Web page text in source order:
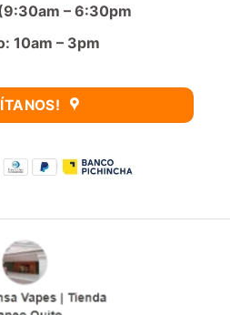
– 6:30pm
10am – 3pm